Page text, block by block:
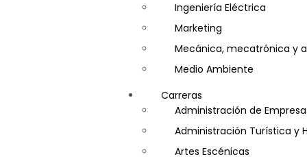
Ingeniería Eléctrica
Marketing
Mecánica, mecatrónica y
Medio Ambiente
Minería e Hidrocarburos
Salud y Psicología
Seguridad
Carreras
Administración de
Administración Turística y
Artes Escénicas